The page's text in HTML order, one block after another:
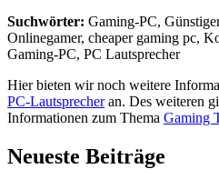
Suchwörter: Gaming-PC,
Onlinegamer, cheaper gaming pc,
Gaming-PC, PC Lautsprecher
Hier bieten wir noch weitere
PC-Lautsprecheran. Des weiteren
Informationen zum Thema Gaming
Neueste Beiträge